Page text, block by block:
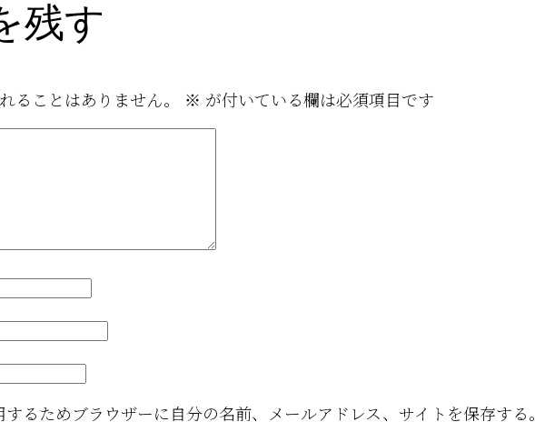
残す
ることはありません。 ※ が付いている欄は必須項目です
るためブラウザーに自分の名前、メールアドレス、サイトを保存する。